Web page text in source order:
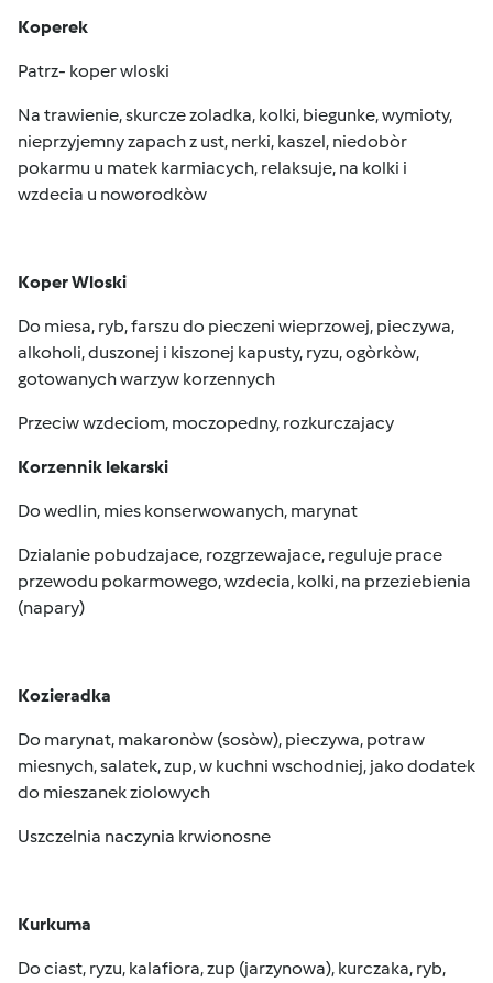
Koperek
Patrz- koper wloski
Na trawienie, skurcze zoladka, kolki, biegunke, wymioty,
nieprzyjemny zapach z ust, nerki, kaszel, niedobòr
pokarmu u matek karmiacych, relaksuje, na kolki i
wzdecia u noworodkòw
Koper Wloski
Do miesa, ryb, farszu do pieczeni wieprzowej, pieczywa,
alkoholi, duszonej i kiszonej kapusty, ryzu, ogòrkòw,
gotowanych warzyw korzennych
Przeciw wzdeciom, moczopedny, rozkurczajacy
Korzennik lekarski
Do wedlin, mies konserwowanych, marynat
Dzialanie pobudzajace, rozgrzewajace, reguluje prace
przewodu pokarmowego, wzdecia, kolki, na przeziebienia
(napary)
Kozieradka
Do marynat, makaronòw (sosòw), pieczywa, potraw
miesnych, salatek, zup, w kuchni wschodniej, jako dodatek
do mieszanek ziolowych
Uszczelnia naczynia krwionosne
Kurkuma
Do ciast, ryzu, kalafiora, zup (jarzynowa), kurczaka, ryb,